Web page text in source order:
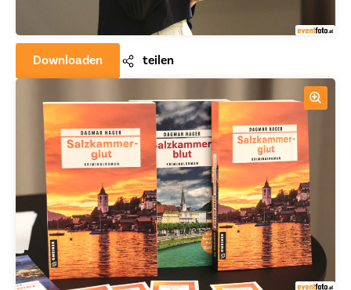
Downloaden teilen